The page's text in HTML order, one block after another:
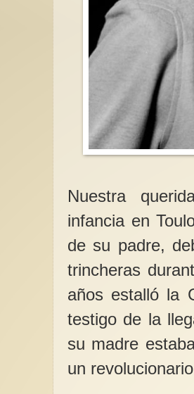
Nuestra
infancia en
de su padre,
trincheras
años estalló la
testigo de la
su madre
un